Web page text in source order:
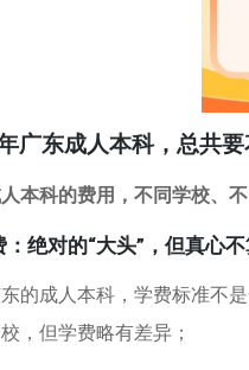
广东成人本科，总共要
本科的费用，不同学校、
绝对的“大头”，但真心不
东的成人本科，学费标准不
，但学费略有差异；